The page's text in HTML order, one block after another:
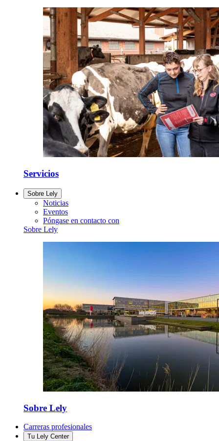
Servicios
Sobre Lely
Noticias
Eventos
Póngase en contacto con
Sobre Lely
Sobre Lely
Carreras profesionales
Tu Lely Center